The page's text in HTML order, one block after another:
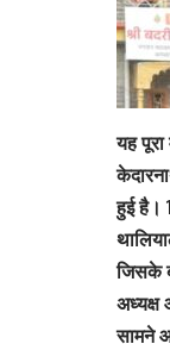
यह
हुई है।
जिसके
अध्यक्ष
सामने